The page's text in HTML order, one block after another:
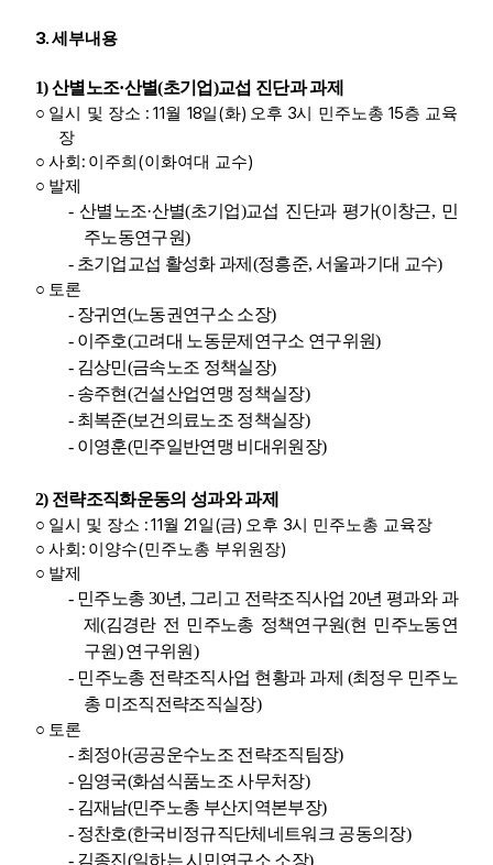
3.세부내용
1)산별노조·산별(초기업)교섭 진단과 과제
○ 일시 및 장소 : 11월 18일(화) 오후 3시 민주노총 15층 교육
장
○ 사회 : 이주희 (이화여대 교수)
○ 발제
- 산별노조·산별(초기업)교섭 진단과 평가(이창근, 민
주노동연구원)
- 초기업교섭 활성화 과제 (정흥준, 서울과기대 교수)
○ 토론
- 장귀연(노동권연구소 소장)
- 이주호(고려대 노동문제연구소 연구위원)
- 김상민(금속노조 정책실장)
- 송주현(건설산업연맹 정책실장)
- 최복준(보건의료노조 정책실장)
- 이영훈(민주일반연맹 비대위원장)
2) 전략조직화운동의 성과와 과제
○ 일시 및 장소 : 11월21일(금) 오후 3시 민주노총 교육장
○ 사회 : 이양수(민주노총 부위원장)
○ 발제
- 민주노총 30년, 그리고 전략조직사업 20년 평과와 과
제(김경란 전 민주노총 정책연구원(현 민주노동연
구원)연구위원)
- 민주노총 전략조직사업 현황과 과제 (최정우 민주노
총 미조직전략조직실장)
○ 토론
- 최정아(공공운수노조 전략조직팀장)
- 임영국(화섬식품노조 사무처장)
- 김재남(민주노총 부산지역본부장)
- 정찬호(한국비정규직단체네트워크 공동의장)
- 김종진(일하는 시민연구소 소장)